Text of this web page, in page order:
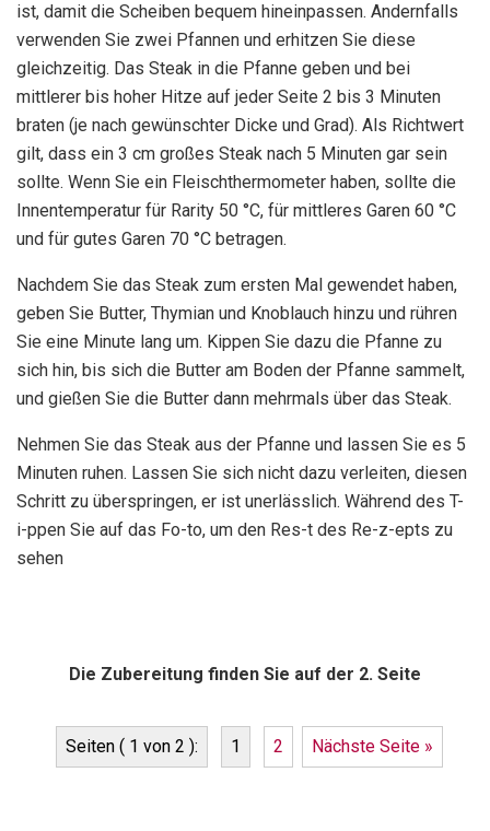
ist, damit die Scheiben bequem hineinpassen. Andernfalls
verwenden Sie zwei Pfannen und erhitzen Sie diese
gleichzeitig. Das Steak in die Pfanne geben und bei
mittlerer bis hoher Hitze auf jeder Seite 2 bis 3 Minuten
braten (je nach gewünschter Dicke und Grad). Als Richtwert
gilt, dass ein 3 cm großes Steak nach 5 Minuten gar sein
sollte. Wenn Sie ein Fleischthermometer haben, sollte die
Innentemperatur für Rarity 50 °C, für mittleres Garen 60 °C
und für gutes Garen 70 °C betragen.
Nachdem Sie das Steak zum ersten Mal gewendet haben,
geben Sie Butter, Thymian und Knoblauch hinzu und rühren
Sie eine Minute lang um. Kippen Sie dazu die Pfanne zu
sich hin, bis sich die Butter am Boden der Pfanne sammelt,
und gießen Sie die Butter dann mehrmals über das Steak.
Nehmen Sie das Steak aus der Pfanne und lassen Sie es 5
Minuten ruhen. Lassen Sie sich nicht dazu verleiten, diesen
Schritt zu überspringen, er ist unerlässlich. Während des T-
i-ppen Sie auf das Fo-to, um den Res-t des Re-z-epts zu
sehen
Die Zubereitung finden Sie auf der 2. Seite
Seiten ( 1 von 2 ): 1 2 Nächste Seite »